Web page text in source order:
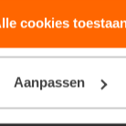
cookies
Aanpassen
voor de